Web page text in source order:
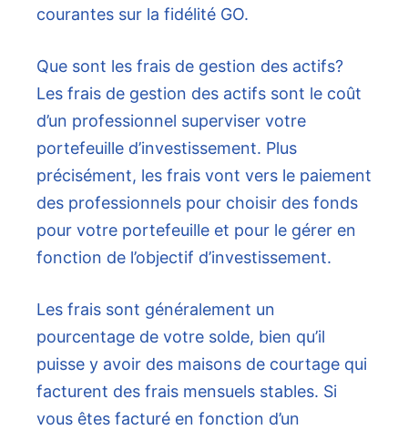
courantes sur la fidélité GO.
Que sont les frais de gestion des actifs?
Les frais de gestion des actifs sont le coût
d’un professionnel superviser votre
portefeuille d’investissement. Plus
précisément, les frais vont vers le paiement
des professionnels pour choisir des fonds
pour votre portefeuille et pour le gérer en
fonction de l’objectif d’investissement.
Les frais sont généralement un
pourcentage de votre solde, bien qu’il
puisse y avoir des maisons de courtage qui
facturent des frais mensuels stables. Si
vous êtes facturé en fonction d’un